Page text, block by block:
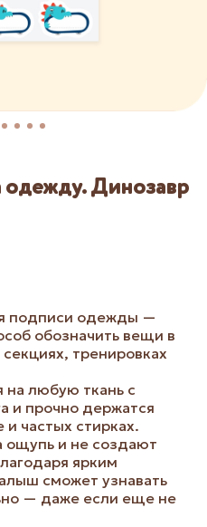
одежду. Динозавр
подписи одежды —
обозначить вещи в
тренировках
на любую ткань с
и прочно держатся
частых стирках.
ощупь и не создают
ярким
сможет узнавать
— даже если еще не